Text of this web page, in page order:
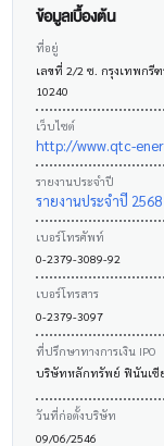
ข้อมูลเบื้องต้น
ที่อยู่
เลขที่ 2/2 ซ. กรุงเทพกรี
10240
เว็บไซต์
http://www.qtc-
รายงานประจำปี
รายงานประจำปี 2568
เบอร์โทรศัพท์
0-2379-3089-92
เบอร์โทรสาร
0-2379-3097
ที่ปรึกษาทางการเงิน IPO
บริษัทหลักทรัพย์ ฟินันเซี
วันที่ก่อตั้งบริษัท
09/06/2546